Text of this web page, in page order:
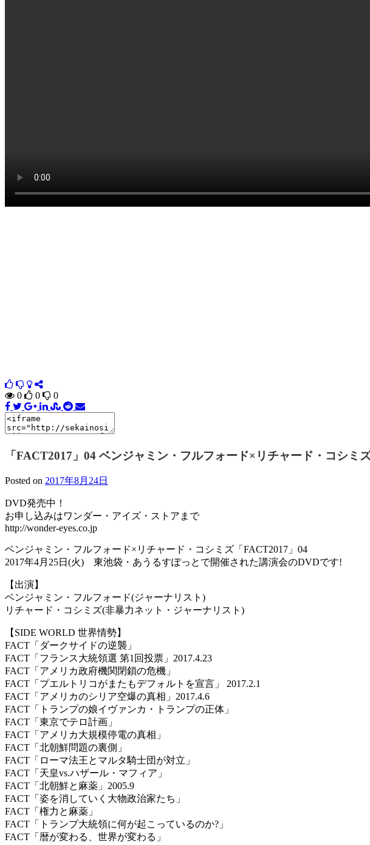
0 0 0
「FACT2017」04 ベンジャミン・フルフォード×リチャード・コシミ
Posted on 2017年8月24日
DVD発売中！
お申し込みはワンダー・アイズ・ストアまで
http://wonder-eyes.co.jp
ベンジャミン・フルフォード×リチャード・コシミズ「FACT2017」04
2017年4月25日(火) 東池袋・あうるすぽっとで開催された講演会のDVDです!
【出演】
ベンジャミン・フルフォード(ジャーナリスト)
リチャード・コシミズ(非暴力ネット・ジャーナリスト)
【SIDE WORLD 世界情勢】
FACT「ダークサイドの逆襲」
FACT「フランス大統領選 第1回投票」2017.4.23
FACT「アメリカ政府機関閉鎖の危機」
FACT「プエルトリコがまたもデフォルトを宣言」 2017.2.1
FACT「アメリカのシリア空爆の真相」2017.4.6
FACT「トランプの娘イヴァンカ・トランプの正体」
FACT「東京でテロ計画」
FACT「アメリカ大規模停電の真相」
FACT「北朝鮮問題の裏側」
FACT「ローマ法王とマルタ騎士団が対立」
FACT「天皇vs.ハザール・マフィア」
FACT「北朝鮮と麻薬」2005.9
FACT「姿を消していく大物政治家たち」
FACT「権力と麻薬」
FACT「トランプ大統領に何が起こっているのか?」
FACT「暦が変わる、世界が変わる」